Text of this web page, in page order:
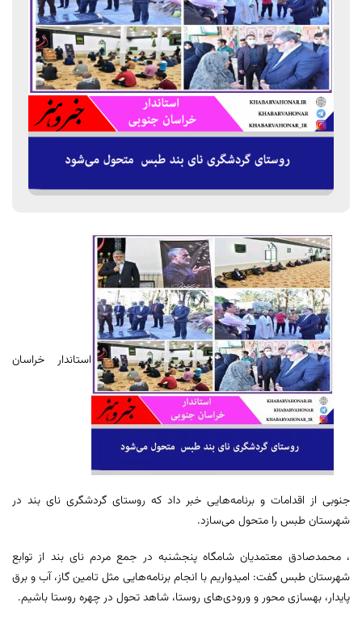
استاندار خراسان
جنوبی از اقدامات و برنامه‌هایی خبر داد که روستای گردشگری نای بند در
شهرستان طبس را متحول می‌سازد.
، محمدصادق معتمدیان شامگاه پنجشنبه در جمع مردم نای بند از توابع
شهرستان طبس گفت: امیدواریم با انجام برنامه‌هایی مثل تامین گاز، آب و برق
پایدار، بهسازی محور و ورودی‌های روستا، شاهد تحول در چهره روستا باشیم.